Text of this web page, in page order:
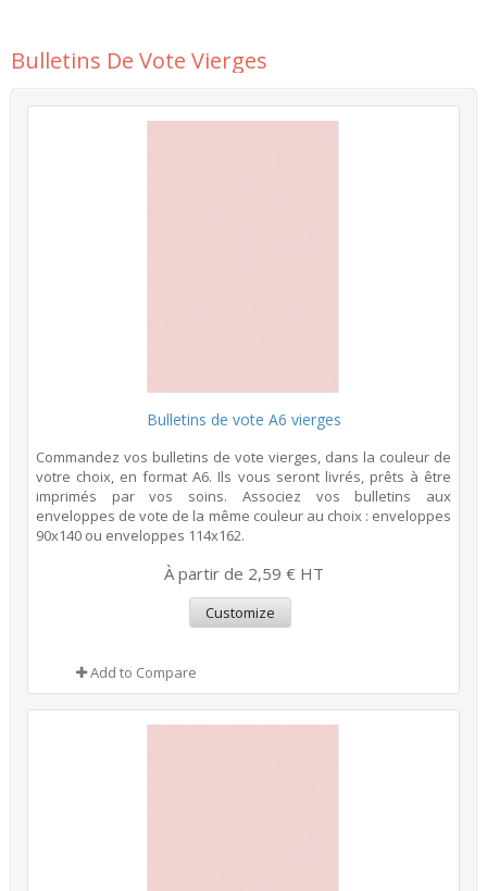
Bulletins De Vote Vierges
Bulletins de vote A6 vierges
Commandez vos bulletins de vote vierges, dans la couleur de
votre choix, en format A6. Ils vous seront livrés, prêts à être
imprimés par vos soins. Associez vos bulletins aux
enveloppes de vote de la même couleur au choix : enveloppes
90x140 ou enveloppes 114x162.
À partir de 2,59 € HT
Customize
Add to Compare